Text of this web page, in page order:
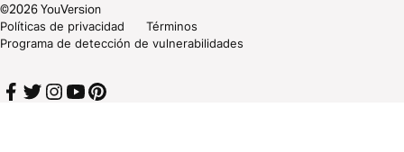
©2026YouVersion
Políticas de privacidad
Términos
Programa de detección de vulnerabilidades